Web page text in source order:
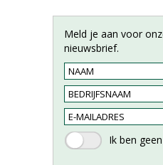
Meld je aan voor
nieuwsbrief.